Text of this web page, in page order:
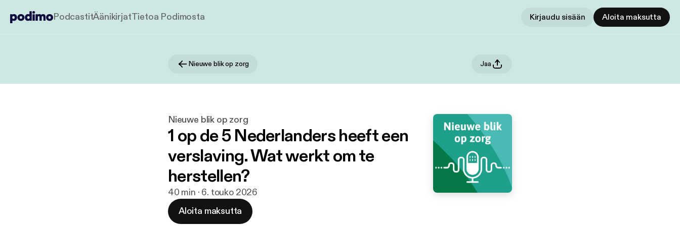
PodcastitÄänikirjatTietoa Podimosta Kirjaudu sisään Aloita maksutta
Nieuwe blik op zorg Jaa
Nieuwe blik op zorg
1 op de 5 Nederlanders heeft een
verslaving. Wat werkt om te
herstellen?
40 min · 6. touko 2026
Aloita maksutta